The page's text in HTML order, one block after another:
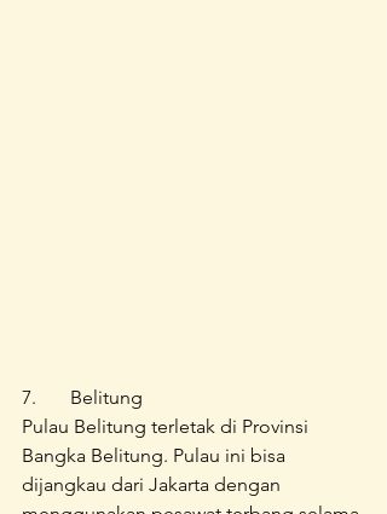
7.	Belitung
Pulau Belitung terletak di Provinsi
Bangka Belitung. Pulau ini bisa
dijangkau dari Jakarta dengan